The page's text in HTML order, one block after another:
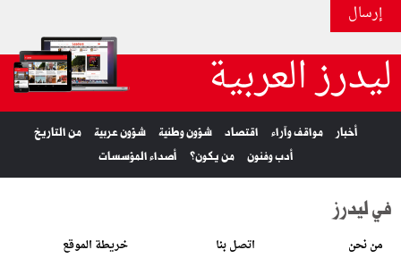
إرسال
ليدرز العربية
أخبار مواقف وآراء اقتصاد شؤون وطنية شؤون عربية
من التاريخ
أدب وفنون
من يكون؟ أصداء المؤسسات
في ليدرز
من نحن اتصل بنا خريطة الموقع